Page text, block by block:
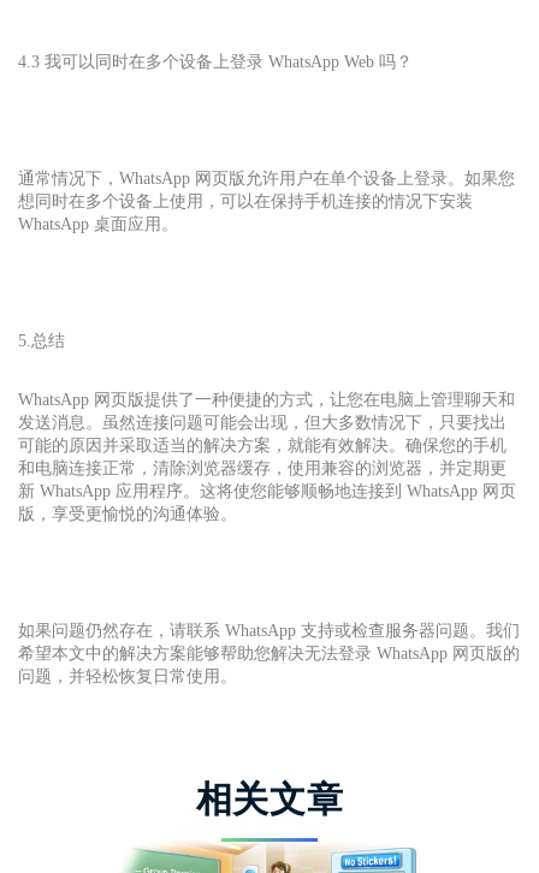
4.3 我可以同时在多个设备上登录 WhatsApp Web 吗？
通常情况下，WhatsApp 网页版允许用户在单个设备上登录。如果您
想同时在多个设备上使用，可以在保持手机连接的情况下安装
WhatsApp 桌面应用。
5.总结
WhatsApp 网页版提供了一种便捷的方式，让您在电脑上管理聊天和
发送消息。虽然连接问题可能会出现，但大多数情况下，只要找出
可能的原因并采取适当的解决方案，就能有效解决。确保您的手机
和电脑连接正常，清除浏览器缓存，使用兼容的浏览器，并定期更
新 WhatsApp 应用程序。这将使您能够顺畅地连接到 WhatsApp 网页
版，享受更愉悦的沟通体验。
如果问题仍然存在，请联系 WhatsApp 支持或检查服务器问题。我们
希望本文中的解决方案能够帮助您解决无法登录 WhatsApp 网页版的
问题，并轻松恢复日常使用。
相关文章